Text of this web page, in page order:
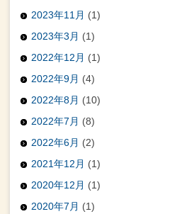
2023年11月 (1)
2023年3月 (1)
2022年12月 (1)
2022年9月 (4)
2022年8月 (10)
2022年7月 (8)
2022年6月 (2)
2021年12月 (1)
2020年12月 (1)
2020年7月 (1)